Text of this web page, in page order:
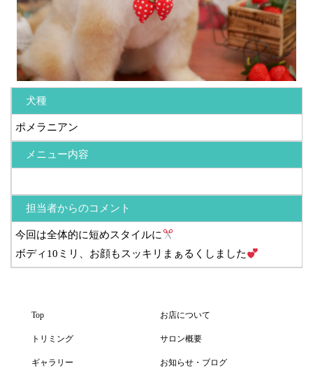
犬種
ポメラニアン
メニュー内容
担当者からのコメント
今回は全体的に短めスタイルに
ボディ10ミリ、お顔もスッキリまぁるくしました
Top お店について
トリミング サロン概要
ギャラリー お知らせ・ブログ